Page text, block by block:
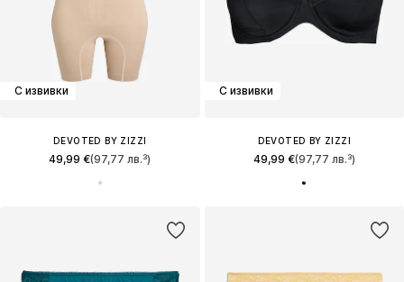
С извивки
DEVOTED BY ZIZZI
49,99 €(97,77 лв.³)
С извивки
DEVOTED BY ZIZZI
49,99 €(97,77 лв.³)